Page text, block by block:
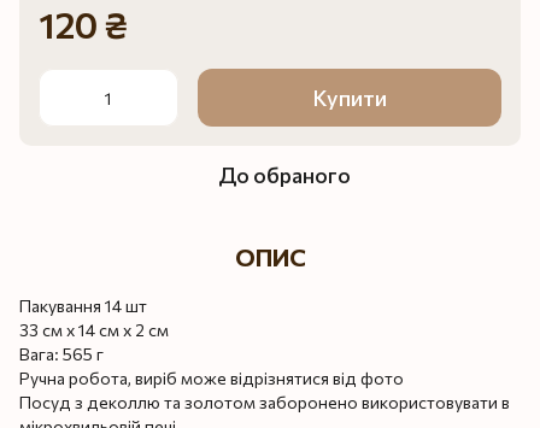
120 ₴
Купити
До обраного
ОПИС
Пакування 14 шт
33 см х 14 см х 2 см
Вага: 565 г
Ручна робота, виріб може відрізнятися від фото
Посуд з деколлю та золотом заборонено використовувати в